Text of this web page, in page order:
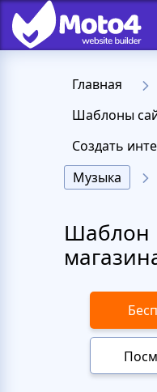
Главная
Шаблоны
Создать
Музыка
Шаблон